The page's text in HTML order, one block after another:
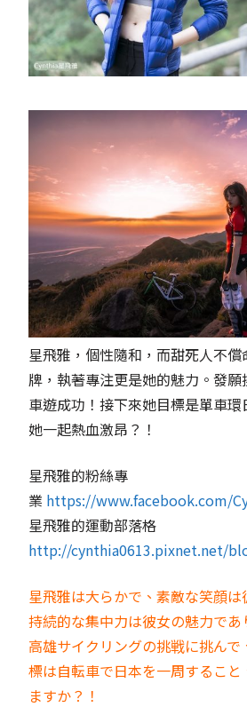
星飛雅，個性隨和，而甜死人不
牌，執著專注更是她的魅力。發
車遊成功！接下來她目標是單車環
她一起熱血激昂？！
星飛雅的粉絲專
業 https://www.facebook.com/
星飛雅的運動部落格
http://cynthia0613.pixnet.net/
星飛雅は大らかで、素敵な笑顔は
持続的な集中力は彼女の魅力で
高雄サイクリングの挑戦に挑んで
標は自転車で日本を一周するこ
ますか？！